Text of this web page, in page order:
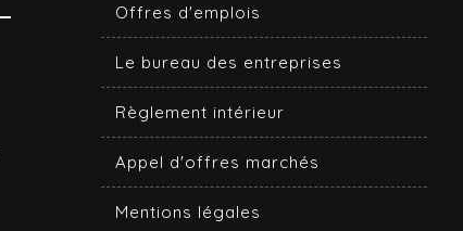
Offres d'emplois
Le bureau des entreprises
Règlement intérieur
Appel d'offres marchés
Mentions légales